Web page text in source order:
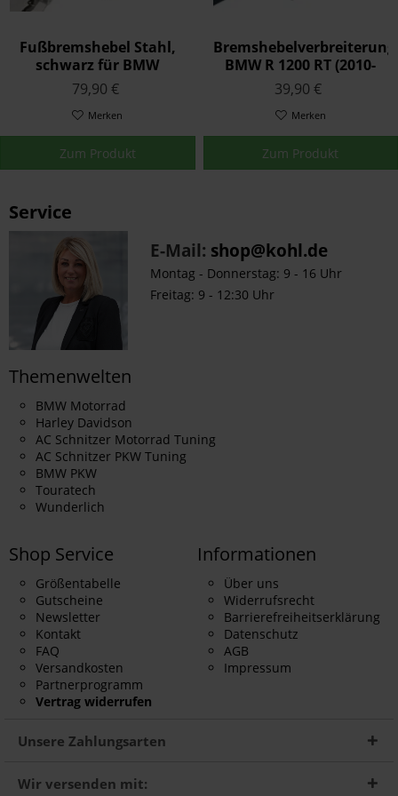
Fußbremshebel Stahl,
schwarz für BMW
R1200RT (2010-2013)
79,90 €
Merken
Zum Produkt
Bremshebelverbreiterung
BMW R 1200 RT (2010-
2013)
39,90 €
Merken
Zum Produkt
Service
E-Mail: shop@kohl.de
Montag - Donnerstag: 9 - 16 Uhr
Freitag: 9 - 12:30 Uhr
Themenwelten
BMW Motorrad
Harley Davidson
AC Schnitzer Motorrad Tuning
AC Schnitzer PKW Tuning
BMW PKW
Touratech
Wunderlich
Shop Service
Größentabelle
Gutscheine
Newsletter
Kontakt
FAQ
Versandkosten
Partnerprogramm
Vertrag widerrufen
Informationen
Über uns
Widerrufsrecht
Barrierefreiheitserklärung
Datenschutz
AGB
Impressum
Unsere Zahlungsarten
Wir versenden mit: